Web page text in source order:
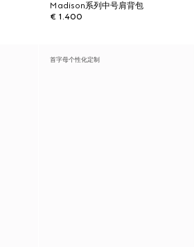
Madison系列中号肩背包
€ 1.400
首字母个性化定制